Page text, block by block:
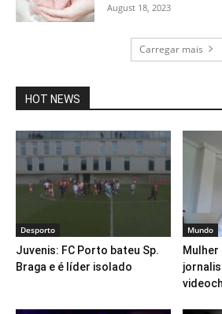
August 18, 2023
Carregar mais
HOT NEWS
Desporto
Juvenis: FC Porto bateu Sp.
Braga e é líder isolado
Mundo